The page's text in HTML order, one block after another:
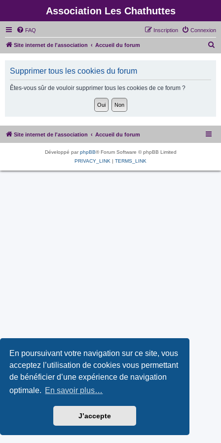
En poursuivant votre navigation sur ce site, vous
acceptez l’utilisation de cookies vous permettant
de bénéficier d’une expérience de navigation
optimale. En savoir plus…
J’accepte
Association Les Chathuttes
FAQ Connexion
Inscription
Site internet de l'association Accueil du forum
h
Supprimer tous les cookies du forum
Êtes-vous sûr de vouloir supprimer tous les cookies de ce forum ?
Site internet de l'association Accueil du forum
Développé parphpBB® Forum Software © phpBB Limited
PRIVACY_LINK | TERMS_LINK